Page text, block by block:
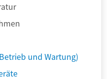
und Wartung)